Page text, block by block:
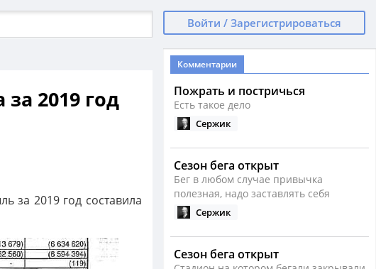
Войти / Зарегистрироваться
2019 год
за 2019 год составила
Комментарии
Пожрать и постричься
Есть такое дело
Сержик
Сезон бега открыт
Бег в любом случае привычка
полезная, надо заставлять себя
Сержик
Сезон бега открыт